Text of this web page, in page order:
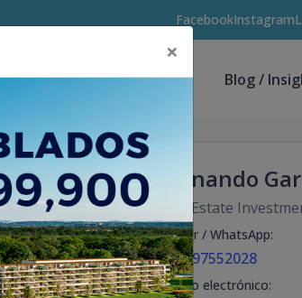
FacebookInstagram
Asesores de Inversión Blog /
Fernando
Real Estate
Celular / WhatsApp:
+18297552028
Correo electrónico:
×